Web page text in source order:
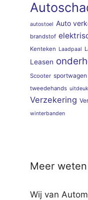
autostoel Auto
brandstof
Kenteken Laadpaal
Leasen
Scooter sportwagen
tweedehands
Verzekering
winterbanden
Meer
Wij van